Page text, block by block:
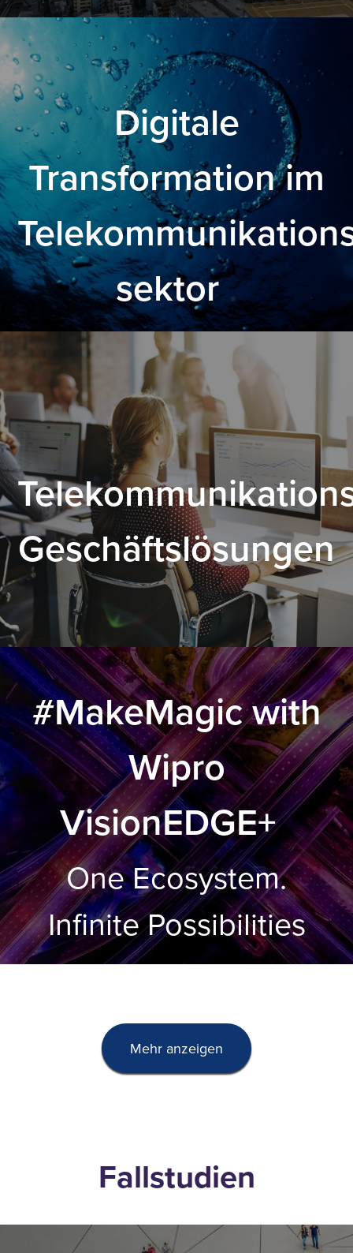
Digitale
Transformation im
sektor.
Geschäftslösungen
.
#MakeMagic with
Wipro
VisionEDGE+.
One Ecosystem.
Infinite Possibilities
Mehr anzeigen
Fallstudien